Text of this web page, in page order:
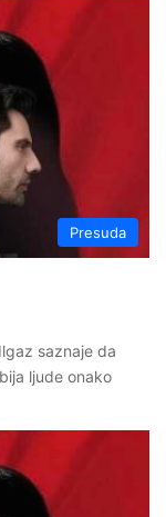
Presuda
saznaje da
ljude onako